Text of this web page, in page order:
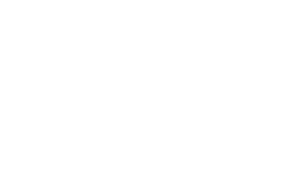
από μέρους σας χρήση της
μέσων κοινωνικής